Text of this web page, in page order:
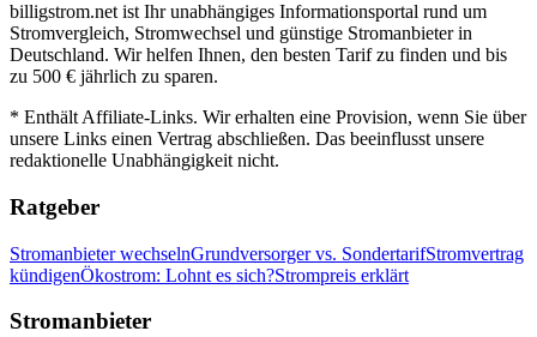
billigstrom.net ist Ihr unabhängiges Informationsportal rund um
Stromvergleich, Stromwechsel und günstige Stromanbieter in
Deutschland. Wir helfen Ihnen, den besten Tarif zu finden und bis
zu 500 € jährlich zu sparen.
* Enthält Affiliate-Links. Wir erhalten eine Provision, wenn Sie über
unsere Links einen Vertrag abschließen. Das beeinflusst unsere
redaktionelle Unabhängigkeit nicht.
Ratgeber
Stromanbieter wechselnGrundversorger vs. SondertarifStromvertrag
kündigenÖkostrom: Lohnt es sich?Strompreis erklärt
Stromanbieter